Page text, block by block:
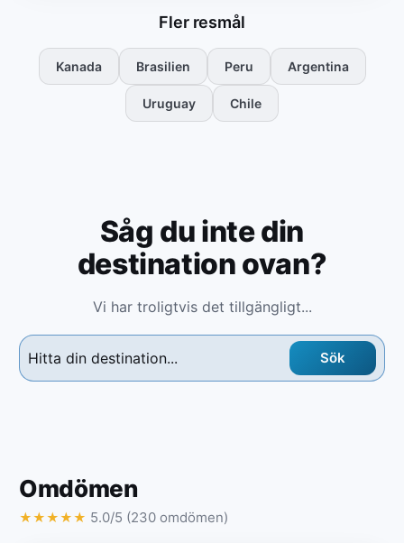
Fler resmål
Kanada Brasilien Peru Argentina
Uruguay Chile
Såg du inte din
destination ovan?
Vi har troligtvis det tillgängligt...
Sök
Omdömen
★★★★★ 5.0/5 (230 omdömen)